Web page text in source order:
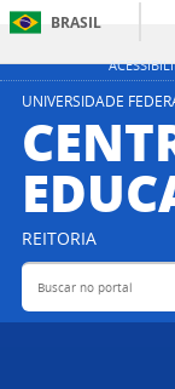
BRASIL
UNIVERSIDADE
REITORIA
Buscar no portal